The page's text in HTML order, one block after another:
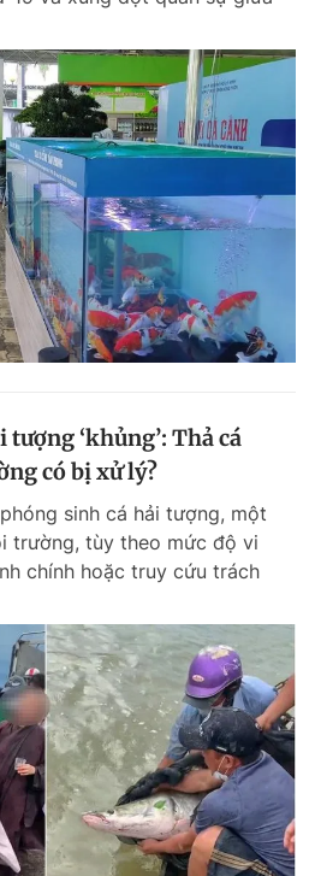
‘khủng’: Thả cá
có bị xử lý?
sinh cá hải tượng, một
trường, tùy theo mức độ vi
chính hoặc truy cứu trách